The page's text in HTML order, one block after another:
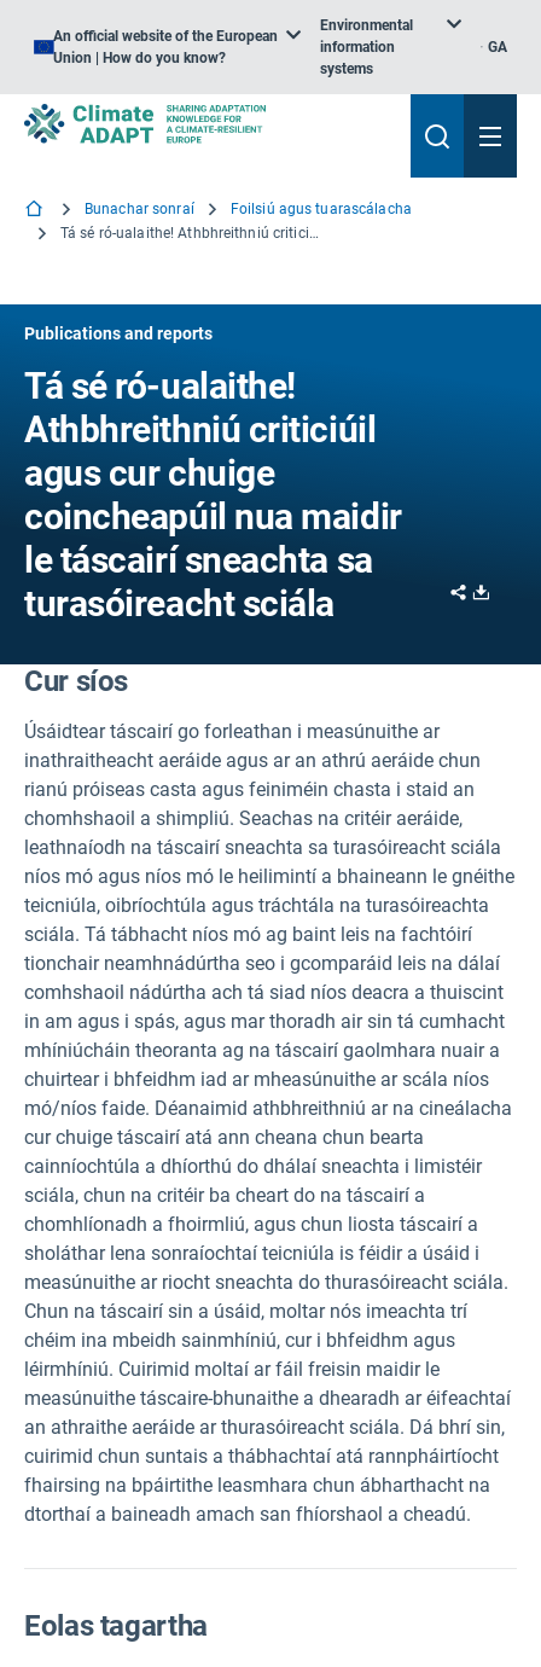
An official website of the European
Union | How do you know?
Environmental
information
systems
GA
Bunachar sonraí
Foilsiú agus tuarascálacha
Tá sé ró-ualaithe! Athbhreithniú criticiúil agus cur chuige coincheapúil nua maidir le táscairí sneachta sa turasóireacht sciála
Publications and reports
Tá sé ró-ualaithe!
Athbhreithniú criticiúil
agus cur chuige
coincheapúil nua maidir
le táscairí sneachta sa
turasóireacht sciála
Share
Cur síos
Úsáidtear táscairí go forleathan i measúnuithe ar
inathraitheacht aeráide agus ar an athrú aeráide chun
rianú próiseas casta agus feiniméin chasta i staid an
chomhshaoil a shimpliú. Seachas na critéir aeráide,
leathnaíodh na táscairí sneachta sa turasóireacht sciála
níos mó agus níos mó le heilimintí a bhaineann le gnéithe
teicniúla, oibríochtúla agus tráchtála na turasóireachta
sciála. Tá tábhacht níos mó ag baint leis na fachtóirí
tionchair neamhnádúrtha seo i gcomparáid leis na dálaí
comhshaoil nádúrtha ach tá siad níos deacra a thuiscint
in am agus i spás, agus mar thoradh air sin tá cumhacht
mhíniúcháin theoranta ag na táscairí gaolmhara nuair a
chuirtear i bhfeidhm iad ar mheasúnuithe ar scála níos
mó/níos faide. Déanaimid athbhreithniú ar na cineálacha
cur chuige táscairí atá ann cheana chun bearta
cainníochtúla a dhíorthú do dhálaí sneachta i limistéir
sciála, chun na critéir ba cheart do na táscairí a
chomhlíonadh a fhoirmliú, agus chun liosta táscairí a
sholáthar lena sonraíochtaí teicniúla is féidir a úsáid i
measúnuithe ar riocht sneachta do thurasóireacht sciála.
Chun na táscairí sin a úsáid, moltar nós imeachta trí
chéim ina mbeidh sainmhíniú, cur i bhfeidhm agus
léirmhíniú. Cuirimid moltaí ar fáil freisin maidir le
measúnuithe táscaire-bhunaithe a dhearadh ar éifeachtaí
an athraithe aeráide ar thurasóireacht sciála. Dá bhrí sin,
cuirimid chun suntais a thábhachtaí atá rannpháirtíocht
fhairsing na bpáirtithe leasmhara chun ábharthacht na
dtorthaí a baineadh amach san fhíorshaol a cheadú.
Eolas tagartha